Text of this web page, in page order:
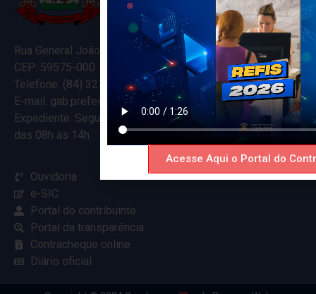
Rua General João Varela, 635
CEP: 59575-000 – Ceará-Mirim – RN
Telefone: (84) 3274-5916
E-mail: gab.prefeitocearamirim@gmail.com
Expediente: Segunda à Sexta
das 08h às 14h
Ouvidoria
e-SIC
Portal do contribuinte
Portal da transparência
Contracheque online
Diário oficial
Acesse Aqui o Portal do